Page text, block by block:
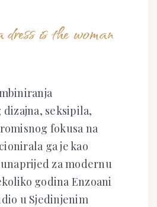
is the woman
seksipila,
fokusa na
ga je kao
za modernu
godina Enzoani
u Sjedinjenim